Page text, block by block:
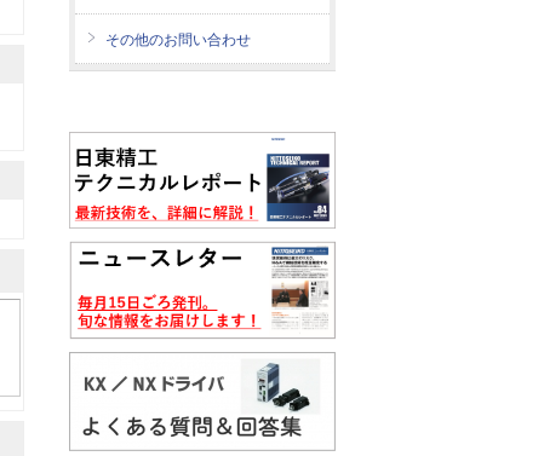
その他のお問い合わせ